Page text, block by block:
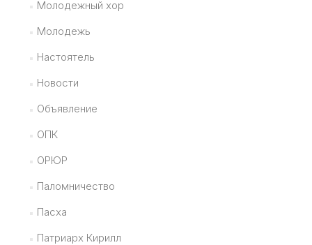
Молодежный хор
Молодежь
Настоятель
Новости
Объявление
ОПК
ОРЮР
Паломничество
Пасха
Патриарх Кирилл